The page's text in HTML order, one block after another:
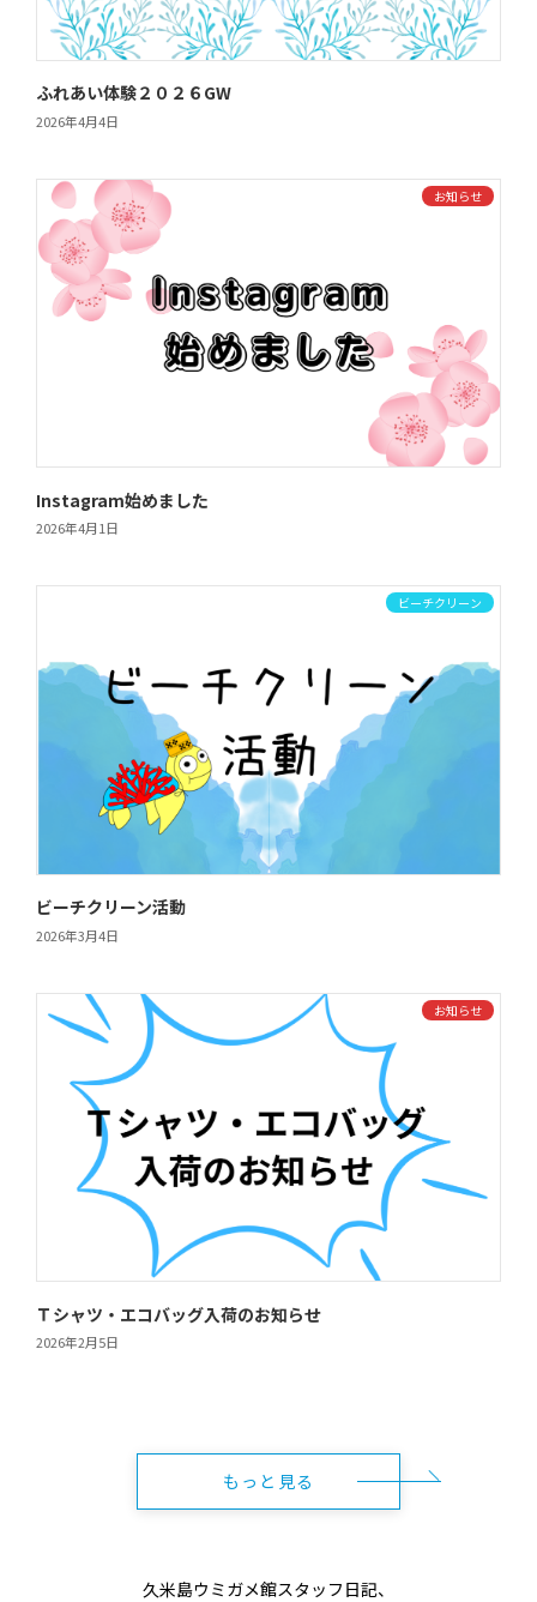
ふれあい体験２０２６GW
2026年4月4日
お知らせ
Instagram始めました
2026年4月1日
ビーチクリーン
ビーチクリーン活動
2026年3月4日
お知らせ
Ｔシャツ・エコバッグ入荷のお知らせ
2026年2月5日
もっと見る
久米島ウミガメ館スタッフ日記、